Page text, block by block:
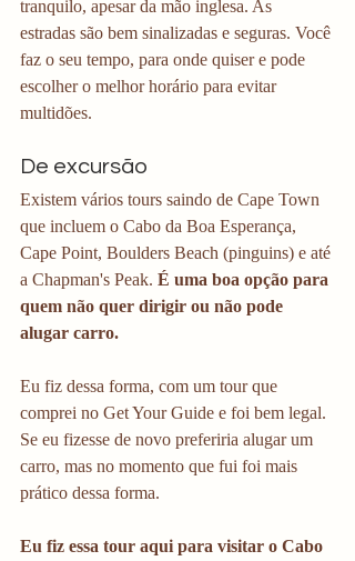
tranquilo, apesar da mão inglesa. As
estradas são bem sinalizadas e seguras. Você
faz o seu tempo, para onde quiser e pode
escolher o melhor horário para evitar
multidões.
De excursão
Existem vários tours saindo de Cape Town
que incluem o Cabo da Boa Esperança,
Cape Point, Boulders Beach (pinguins) e até
a Chapman's Peak. É uma boa opção para
quem não quer dirigir ou não pode
alugar carro.
Eu fiz dessa forma, com um tour que
comprei no Get Your Guide e foi bem legal.
Se eu fizesse de novo preferiria alugar um
carro, mas no momento que fui foi mais
prático dessa forma.
Eu fiz essa tour aqui para visitar o Cabo